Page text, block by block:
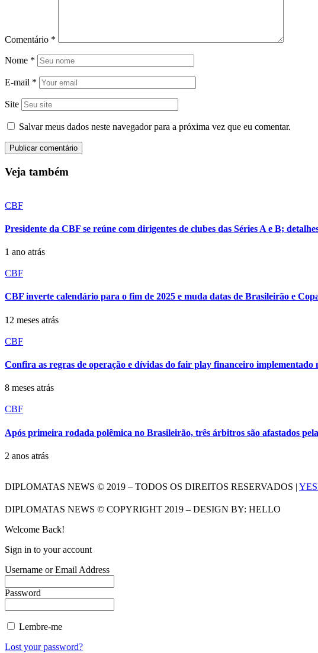
Comentário *
Nome *
E-mail *
Site
Salvar meus dados neste navegador para a próxima vez que eu comentar.
Veja também
CBF
Presidente da CBF se reúne com dirigentes de clubes das Séries A e B;
1 ano atrás
CBF
CBF inverte calendário para o fim de 2025 e muda datas de Brasileirão e
12 meses atrás
CBF
Confira as regras de operação e dívidas do fair play financeiro implementado
8 meses atrás
CBF
Após primeira rodada polêmica no Brasileirão, três árbitros são afastados
2 anos atrás
DIPLOMATAS NEWS © 2019 – TODOS OS DIREITOS RESERVADOS |
DIPLOMATAS NEWS © COPYRIGHT 2019 – DESIGN BY: HELLO
Welcome Back!
Sign in to your account
Username or Email Address
Password
Lembre-me
Lost your password?